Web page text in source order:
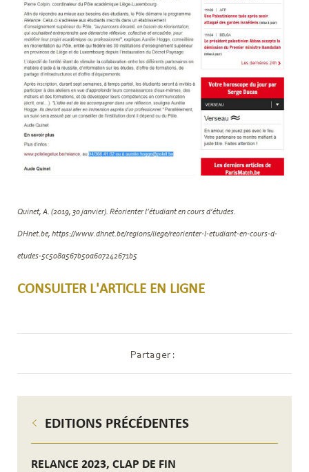
EDITIONS PRÉCÉDENTES
RELANCE 2023, CLAP DE FIN
Quinet, A. (2019, 30 janvier). Réorienter l’étudiant en cours d’études.
DHnet.be, https://www.dhnet.be/regions/liege/reorienter-l-etudiant-en-cours-d-
etudes-5c508a567b50a607242671b5
CONSULTER L'ARTICLE EN LIGNE
Partager :